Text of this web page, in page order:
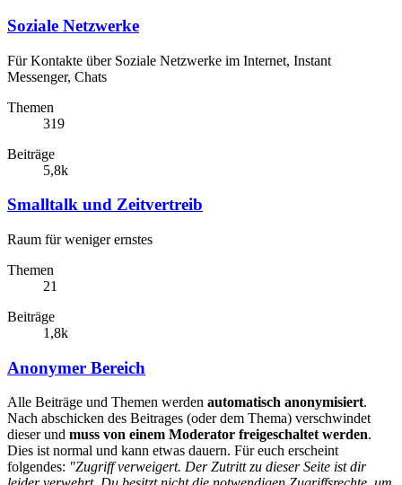
Soziale Netzwerke
Für Kontakte über Soziale Netzwerke im Internet, Instant
Messenger, Chats
Themen
319
Beiträge
5,8k
Smalltalk und Zeitvertreib
Raum für weniger ernstes
Themen
21
Beiträge
1,8k
Anonymer Bereich
Alle Beiträge und Themen werden automatisch anonymisiert.
Nach abschicken des Beitrages (oder dem Thema) verschwindet
dieser und muss von einem Moderator freigeschaltet werden.
Dies ist normal und kann etwas dauern. Für euch erscheint
folgendes: "Zugriff verweigert. Der Zutritt zu dieser Seite ist dir